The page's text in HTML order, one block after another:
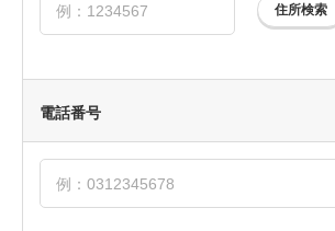
住所検索
電話番号